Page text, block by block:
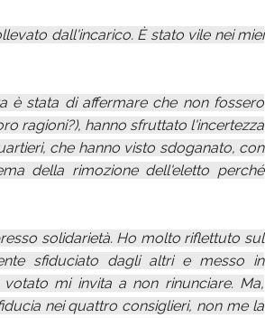
dall'incarico. È stato vile nei miei
è stata di affermare che non fossero
ragioni?), hanno sfruttato l'incertezza
che hanno visto sdoganato, con
della rimozione dell'eletto perché
solidarietà. Ho molto riflettuto sul
sfiduciato dagli altri e messo in
mi invita a non rinunciare. Ma,
nei quattro consiglieri, non me la